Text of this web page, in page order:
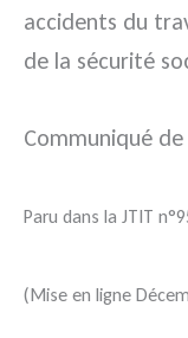
accidents du
de la sécurité
Communiqué
Paru dans la JTIT
(Mise en ligne